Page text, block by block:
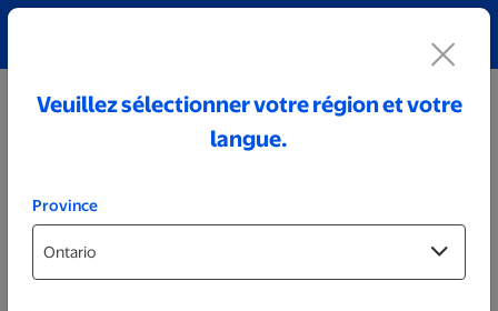
Veuillez sélectionner votre région et votre
langue.
Province